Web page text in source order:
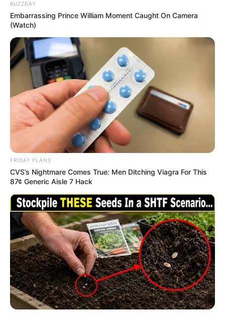
BUZZDAY
Embarrassing Prince William Moment Caught On Camera
(Watch)
FRIDAY PLANS
CVS’s Nightmare Comes True: Men Ditching Viagra For This
87¢ Generic Aisle 7 Hack